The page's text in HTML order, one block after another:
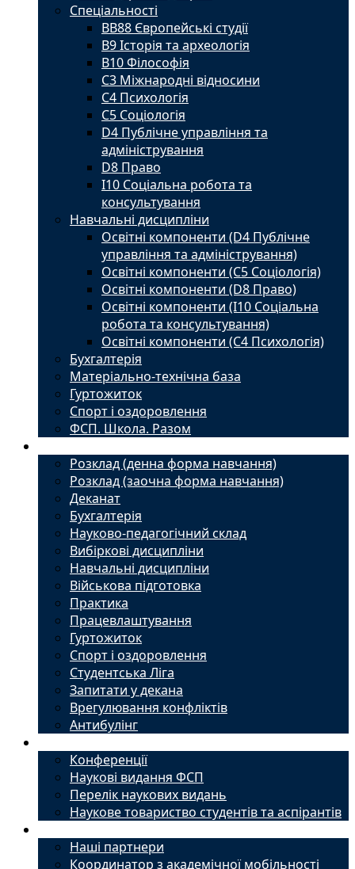
Спеціальності
BВ88 Європейські студії
B9 Історія та археологія
B10 Філософія
C3 Міжнародні відносини
C4 Психологія
С5 Соціологія
D4 Публічне управління та
адміністрування
D8 Право
I10 Соціальна робота та
консультування
Навчальні дисципліни
Освітні компоненти (D4 Публічне
управління та адміністрування)
Освітні компоненти (С5 Соціологія)
Освітні компоненти (D8 Право)
Освітні компоненти (I10 Соціальна
робота та консультування)
Освітні компоненти (С4 Психологія)
Бухгалтерія
Матеріально-технічна база
Гуртожиток
Спорт і оздоровлення
ФСП. Школа. Разом
Розклад (денна форма навчання)
Розклад (заочна форма навчання)
Деканат
Бухгалтерія
Науково-педагогічний склад
Вибіркові дисципліни
Навчальні дисципліни
Військова підготовка
Практика
Працевлаштування
Гуртожиток
Спорт і оздоровлення
Студентська Ліга
Запитати у декана
Врегулювання конфліктів
Антибулінг
Конференції
Наукові видання ФСП
Перелік наукових видань
Наукове товариство студентів та аспірантів
Наші партнери
Координатор з академічної мобільності